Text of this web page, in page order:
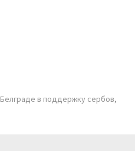
в поддержку сербов,